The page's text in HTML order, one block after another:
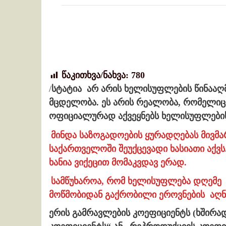
წაკითხვა/ნახვა: 780
/სტატია არ არის ხელისუფლების
მცდელობა. ეს არის რეალობა,
ოფიციალურად აქვეყნებს
მინდა საზოგადოების ყურადღებას
საქართველოში შეუქცევადი ხასიათი
ხანია ვიქეცით მომაკვდავ ერად.
სამწუხაროა, რომ ხელისუფლება დღემე
მოწმობიდან გაქრობილი ეროვნების
ერის გამრავლების კოეფიციენტს